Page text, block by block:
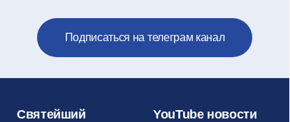
Подписаться на телеграм канал
Святейший
YouTube новости